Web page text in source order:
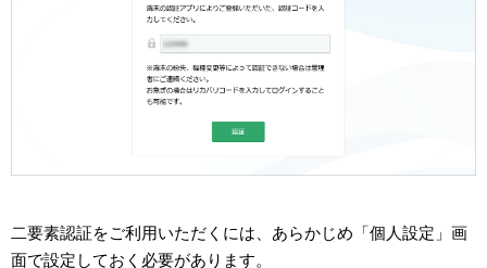
二要素認証をご利用いただくには、あらかじめ「個人設定」画
面で設定しておく必要があります。